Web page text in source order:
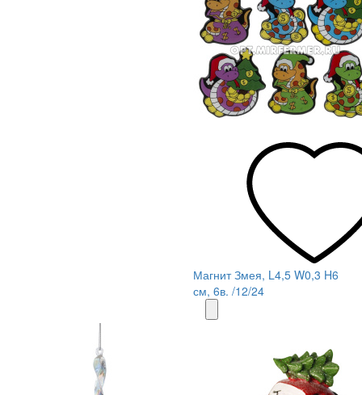
Магнит Змея, L4,5 W0,3 H6
см, 6в. /12/24